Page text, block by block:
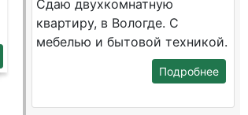
Сдаю двухкомнатную
квартиру, в Вологде. С
мебелью и бытовой техникой.
Подробнее